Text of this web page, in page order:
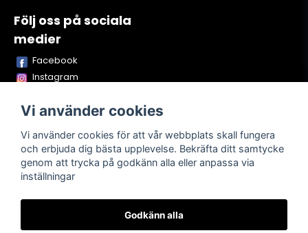
Följ oss på sociala
medier
Facebook
Instagram
TikTok
Vi använder cookies
Vi använder cookies för att vår webbplats skall fungera
och erbjuda dig bästa upplevelse. Bekräfta ditt samtycke
genom att trycka på godkänn alla eller anpassa via
inställningar
Godkänn alla